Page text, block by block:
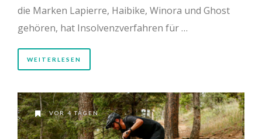
die Marken Lapierre, Haibike, Winora und Ghost
gehören, hat Insolvenzverfahren für …
WEITERLESEN
VOR 4 TAGEN